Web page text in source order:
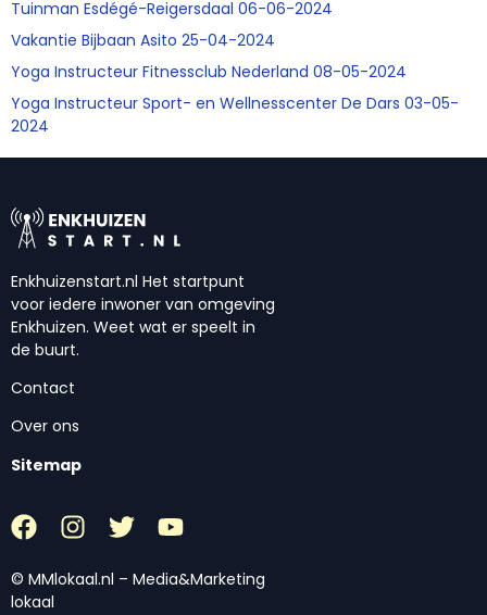
Tuinman Esdégé-Reigersdaal 06-06-2024
Vakantie Bijbaan Asito 25-04-2024
Yoga Instructeur Fitnessclub Nederland 08-05-2024
Yoga Instructeur Sport- en Wellnesscenter De Dars 03-05-
2024
Enkhuizenstart.nl Het startpunt
voor iedere inwoner van omgeving
Enkhuizen. Weet wat er speelt in
de buurt.
Contact
Over ons
Sitemap
© MMlokaal.nl – Media&Marketing
lokaal